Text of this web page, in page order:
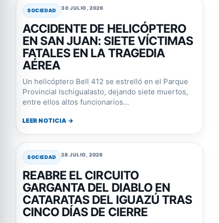
SOCIEDAD 30 JULIO, 2026
ACCIDENTE DE HELICÓPTERO
EN SAN JUAN: SIETE VÍCTIMAS
FATALES EN LA TRAGEDIA
AÉREA
Un helicóptero Bell 412 se estrelló en el Parque
Provincial Ischigualasto, dejando siete muertos,
entre ellos altos funcionarios...
LEER NOTICIA →
SOCIEDAD 28 JULIO, 2026
REABRE EL CIRCUITO
GARGANTA DEL DIABLO EN
CATARATAS DEL IGUAZÚ TRAS
CINCO DÍAS DE CIERRE